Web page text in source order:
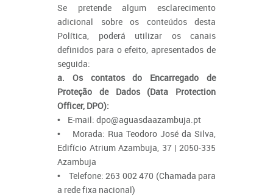
Se pretende algum esclarecimento
adicional sobre os conteúdos desta
Política, poderá utilizar os canais
definidos para o efeito, apresentados de
seguida:
a. Os contatos do Encarregado de
Proteção de Dados (Data Protection
Officer, DPO):
• E-mail: dpo@aguasdaazambuja.pt
• Morada: Rua Teodoro José da Silva,
Edifício Atrium Azambuja, 37 | 2050-335
Azambuja
• Telefone: 263 002 470 (Chamada para
a rede fixa nacional)